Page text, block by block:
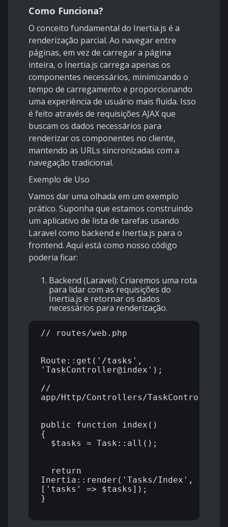
Como Funciona?
O conceito fundamental do Inertia.js é a
renderização parcial. Ao navegar entre
páginas, em vez de carregar a página
inteira, o Inertia.js carrega apenas os
componentes necessários, minimizando o
tempo de carregamento e proporcionando
uma experiência de usuário mais fluida. Isso
é feito através de requisições AJAX que
buscam os dados necessários para
renderizar os componentes no cliente,
mantendo as URLs sincronizadas com a
navegação tradicional.
Exemplo de Uso
Vamos dar uma olhada em um exemplo
prático. Suponha que estamos construindo
um aplicativo de lista de tarefas usando
Laravel como backend e Inertia.js para o
frontend. Aqui está como nosso código
poderia ficar:
Backend (Laravel): Criaremos uma rota
para lidar com as requisições do
Inertia.js e retornar os dados
necessários para renderização.
// routes/web.php
Route::get('/tasks',
'TaskController@index');
//
app/Http/Controllers/
public function index()
{
$tasks = Task::all();
return
Inertia::render('Tasks/Index',
['tasks' => $tasks]);
}